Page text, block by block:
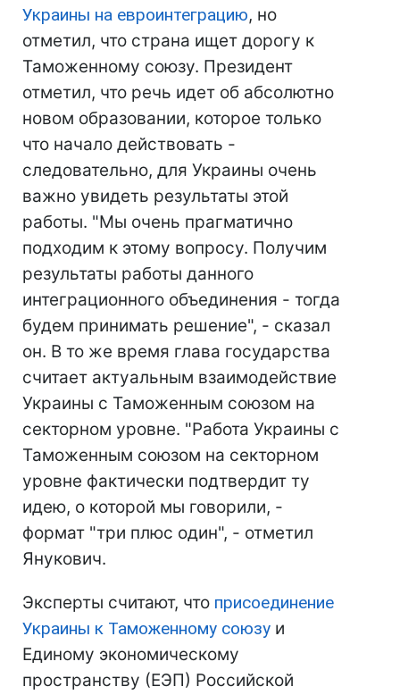
Украины на евроинтеграцию, но
отметил, что страна ищет дорогу к
Таможенному союзу. Президент
отметил, что речь идет об абсолютно
новом образовании, которое только
что начало действовать -
следовательно, для Украины очень
важно увидеть результаты этой
работы. "Мы очень прагматично
подходим к этому вопросу. Получим
результаты работы данного
интеграционного объединения - тогда
будем принимать решение", - сказал
он. В то же время глава государства
считает актуальным взаимодействие
Украины с Таможенным союзом на
секторном уровне. "Работа Украины с
Таможенным союзом на секторном
уровне фактически подтвердит ту
идею, о которой мы говорили, -
формат "три плюс один", - отметил
Янукович.
Эксперты считают, что присоединение
Украины к Таможенному союзу и
Единому экономическому
пространству (ЕЭП) Российской